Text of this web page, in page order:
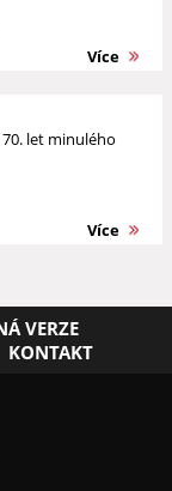
Více
let minulého
Více
VERZE
KONTAKT